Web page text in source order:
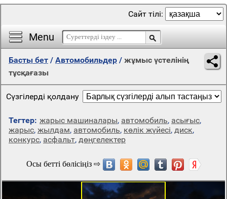
Menu
Сайт тілі:
Басты бет / Автомобильдер / жұмыс үстелінің
тұсқағазы
Сүзгілерді қолдану
Тегтер: жарыс машиналары, автомобиль, асығыс,
жарыс, жылдам, автомобиль, көлік жүйесі, диск,
конкурс, асфальт, дөңгелектер